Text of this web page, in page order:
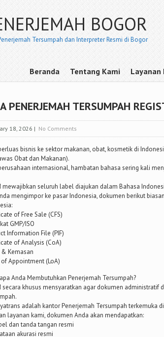
BOGOR
Tersumpah dan Interpreter Resmi di Bogor
Beranda Tentang Kami Layanan
PENERJEMAH TERSUMPAH
18, 2026 | No Comments
bisnis ke sektor makanan, obat, kosmetik di
Obat dan Makanan).
internasional, hambatan bahasa sering kali
mewajibkan seluruh label diajukan dalam Bahasa
mengimpor ke pasar Indonesia, dokumen berikut
of Free Sale (CFS)
GMP/ISO
Information File (PIF)
of Analysis (CoA)
Kemasan
of Appointment (LoA)
Anda Membutuhkan Penerjemah Tersumpah?
secara khusus mensyaratkan agar dokumen administratif
adalah kantor Penerjemah Tersumpah terkemuka
layanan kami, dokumen Anda akan mendapatkan:
dan tanda tangan resmi
akurasi resmi